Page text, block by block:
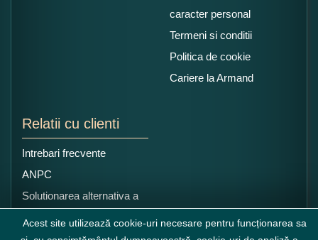
caracter personal
Termeni si conditii
Politica de cookie
Cariere la Armand
Relatii cu clienti
Intrebari frecvente
ANPC
Solutionarea alternativa a
litigiilor
Acest site utilizează cookie-uri necesare pentru funcționarea sa